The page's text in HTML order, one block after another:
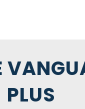
PLUS